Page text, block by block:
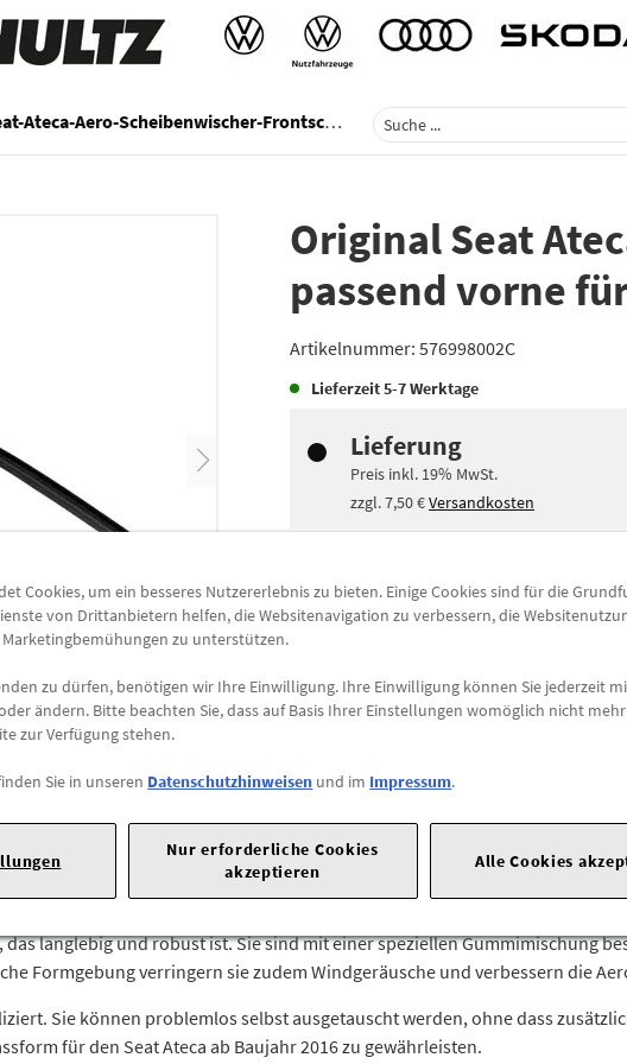
Ateca-Aero-Scheibenwischer-Frontscheibe
Original Seat
passend vorne
Artikelnummer: 576998002C
Lieferzeit5-7 Werktage
Lieferung
Preis inkl. 19% MwSt.
zzgl.7,50 €Versandkosten
Abholung
Preis inkl.19%MwSt.
- +
eine erstklassige Reinigungsleistung und sorgen für klare Sicht bei
des Fahrzeugs.
langlebig und robust ist. Sie sind mit einer speziellen Gummimischung
Formgebung verringern sie zudem Windgeräusche und verbessern die
Sie können problemlos selbst ausgetauscht werden, ohne dass
für den Seat Ateca ab Baujahr 2016 zu gewährleisten.
Cookies, um ein besseres Nutzererlebnis zu bieten. Einige Cookies sind für die
von Drittanbietern helfen, die Websitenavigation zu verbessern, die
zu unterstützen.
zu dürfen, benötigen wir Ihre Einwilligung. Ihre Einwilligung können Sie jederzeit
ändern. Bitte beachten Sie, dass auf Basis Ihrer Einstellungen womöglich nicht
zur Verfügung stehen.
Sie in unseren Datenschutzhinweisen und im Impressum.
Nur erforderliche Cookies
akzeptieren
Alle Cookies